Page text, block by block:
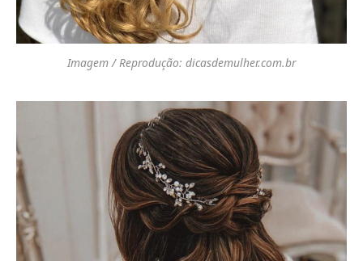
Imagem / Reprodução: dicasdemulher.com.br